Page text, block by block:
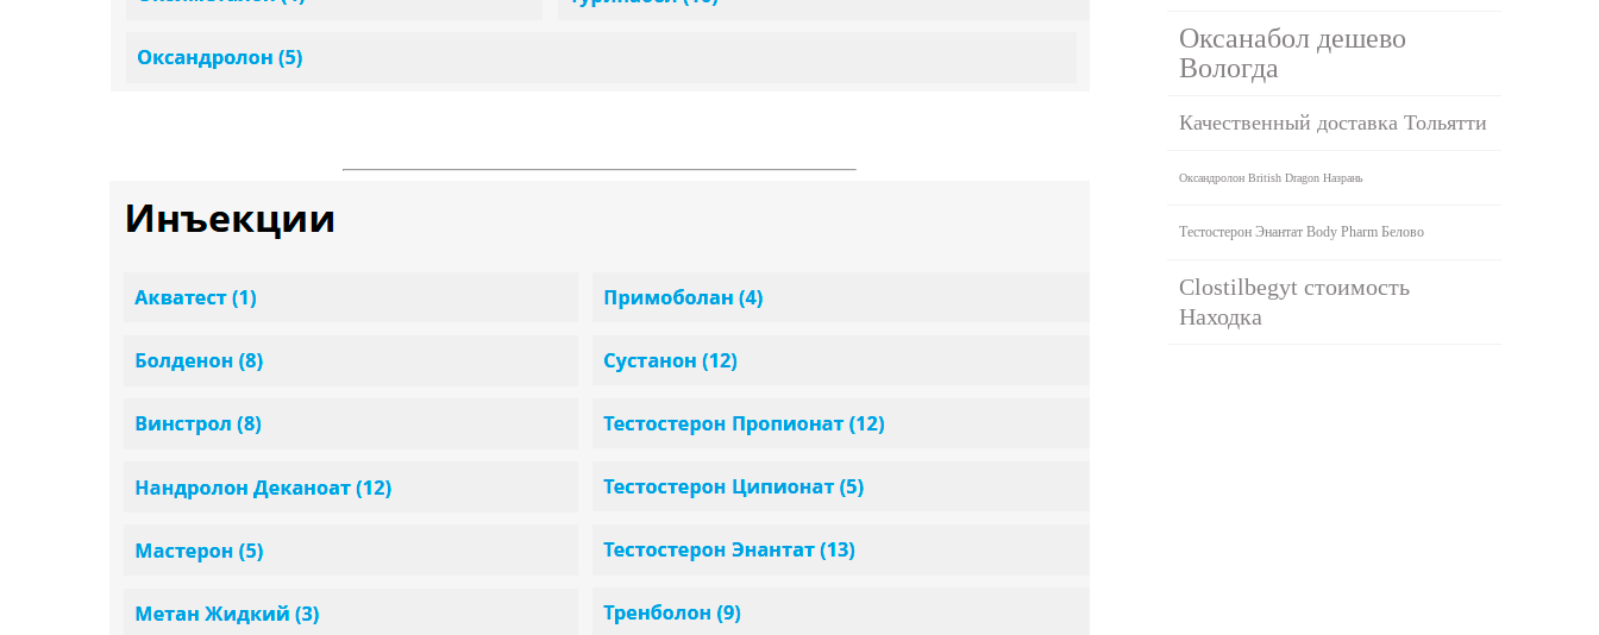
Оксанабол дешево
Вологда
Качественный доставка Тольятти
Оксандролон British Dragon Назрань
Тестостерон Энантат Body Pharm Белово
Clostilbegyt стоимость
Находка